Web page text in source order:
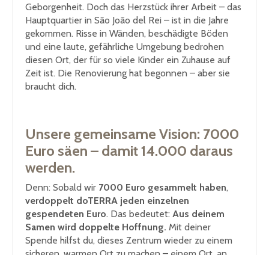
Geborgenheit. Doch das Herzstück ihrer Arbeit – das
Hauptquartier in São João del Rei – ist in die Jahre
gekommen. Risse in Wänden, beschädigte Böden
und eine laute, gefährliche Umgebung bedrohen
diesen Ort, der für so viele Kinder ein Zuhause auf
Zeit ist. Die Renovierung hat begonnen – aber sie
braucht dich.
Unsere gemeinsame Vision: 7000
Euro säen – damit 14.000 daraus
werden.
Denn: Sobald wir 7000 Euro gesammelt haben,
verdoppelt doTERRA jeden einzelnen
gespendeten Euro. Das bedeutet: Aus deinem
Samen wird doppelte Hoffnung. Mit deiner
Spende hilfst du, dieses Zentrum wieder zu einem